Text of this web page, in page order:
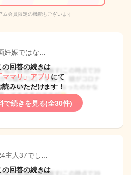
ム会員限定の機能もございます
妊娠ではな…
の回答の続きは
ママリ」アプリ にて
読みいただけます！
で続きを見る(全30件)
主人37でし…
の回答の続きは